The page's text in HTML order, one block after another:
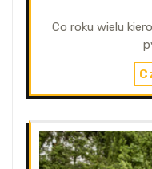
Co roku wielu